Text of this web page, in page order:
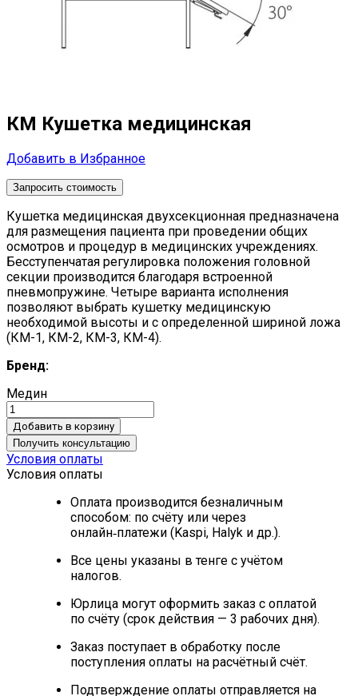
КМ Кушетка медицинская
Добавить в Избранное
Запросить стоимость
Кушетка медицинская двухсекционная предназначена
для размещения пациента при проведении общих
осмотров и процедур в медицинских учреждениях.
Бесступенчатая регулировка положения головной
секции производится благодаря встроенной
пневмопружине. Четыре варианта исполнения
позволяют выбрать кушетку медицинскую
необходимой высоты и с определенной шириной ложа
(КМ-1, КМ-2, КМ-3, КМ-4).
Бренд:
Медин
Добавить в корзину
Получить консультацию
Условия оплаты
Условия оплаты
Оплата производится безналичным
способом: по счёту или через
онлайн‑платежи (Kaspi, Halyk и др.).
Все цены указаны в тенге с учётом
налогов.
Юрлица могут оформить заказ с оплатой
по счёту (срок действия — 3 рабочих дня).
Заказ поступает в обработку после
поступления оплаты на расчётный счёт.
Подтверждение оплаты отправляется на